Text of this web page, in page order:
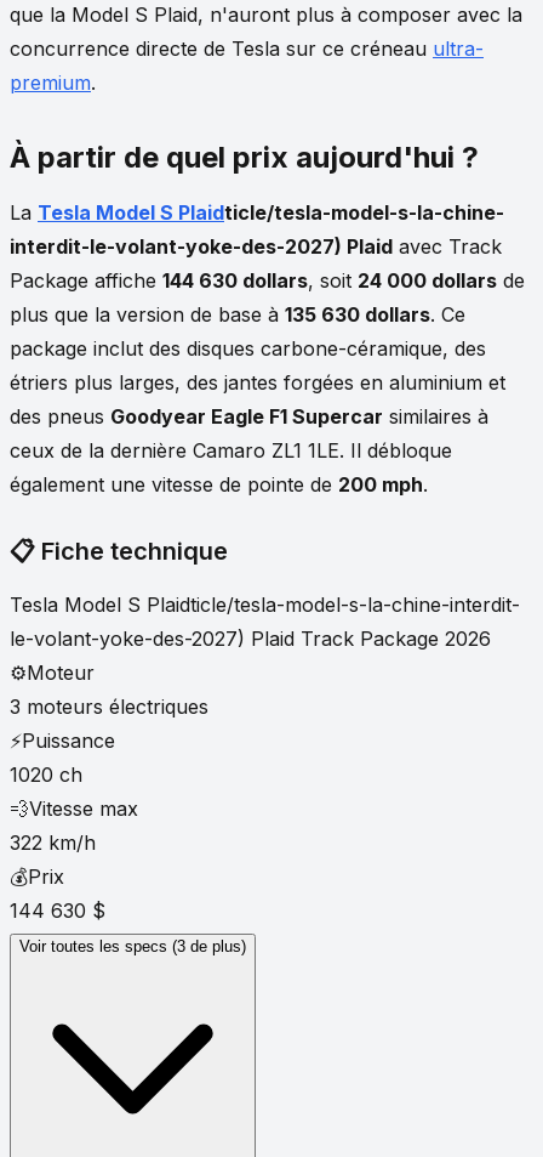
que la Model S Plaid, n'auront plus à composer avec la
concurrence directe de Tesla sur ce créneau ultra-
premium.
À partir de quel prix aujourd'hui ?
La Tesla Model S Plaidticle/tesla-model-s-la-chine-
interdit-le-volant-yoke-des-2027) Plaid avec Track
Package affiche 144 630 dollars, soit 24 000 dollars de
plus que la version de base à 135 630 dollars. Ce
package inclut des disques carbone-céramique, des
étriers plus larges, des jantes forgées en aluminium et
des pneus Goodyear Eagle F1 Supercar similaires à
ceux de la dernière Camaro ZL1 1LE. Il débloque
également une vitesse de pointe de 200 mph.
📋 Fiche technique
Tesla Model S Plaidticle/tesla-model-s-la-chine-interdit-
le-volant-yoke-des-2027) Plaid Track Package 2026
⚙️Moteur
3 moteurs électriques
⚡Puissance
1020 ch
💨Vitesse max
322 km/h
💰Prix
144 630 $
Voir toutes les specs (3 de plus)